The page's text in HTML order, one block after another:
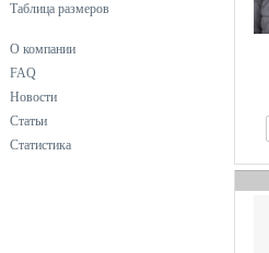
Stark Soul
Street One
The North Face
Tom Tailor
черный
Таблица размеров
О компании
FAQ
Новости
Статьи
Статистика